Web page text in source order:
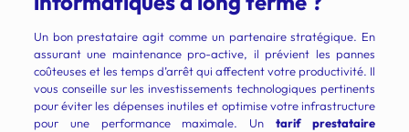
Un bon prestataire agit comme un partenaire stratégique. En
assurant une maintenance pro-active, il prévient les pannes
coûteuses et les temps d’arrêt qui affectent votre productivité. Il
vous conseille sur les investissements technologiques pertinents
pour éviter les dépenses inutiles et optimise votre infrastructure
pour une performance maximale. Untarif prestataire